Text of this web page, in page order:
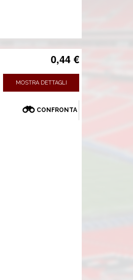
0,44 €
MOSTRA DETTAGLI
CONFRONTA